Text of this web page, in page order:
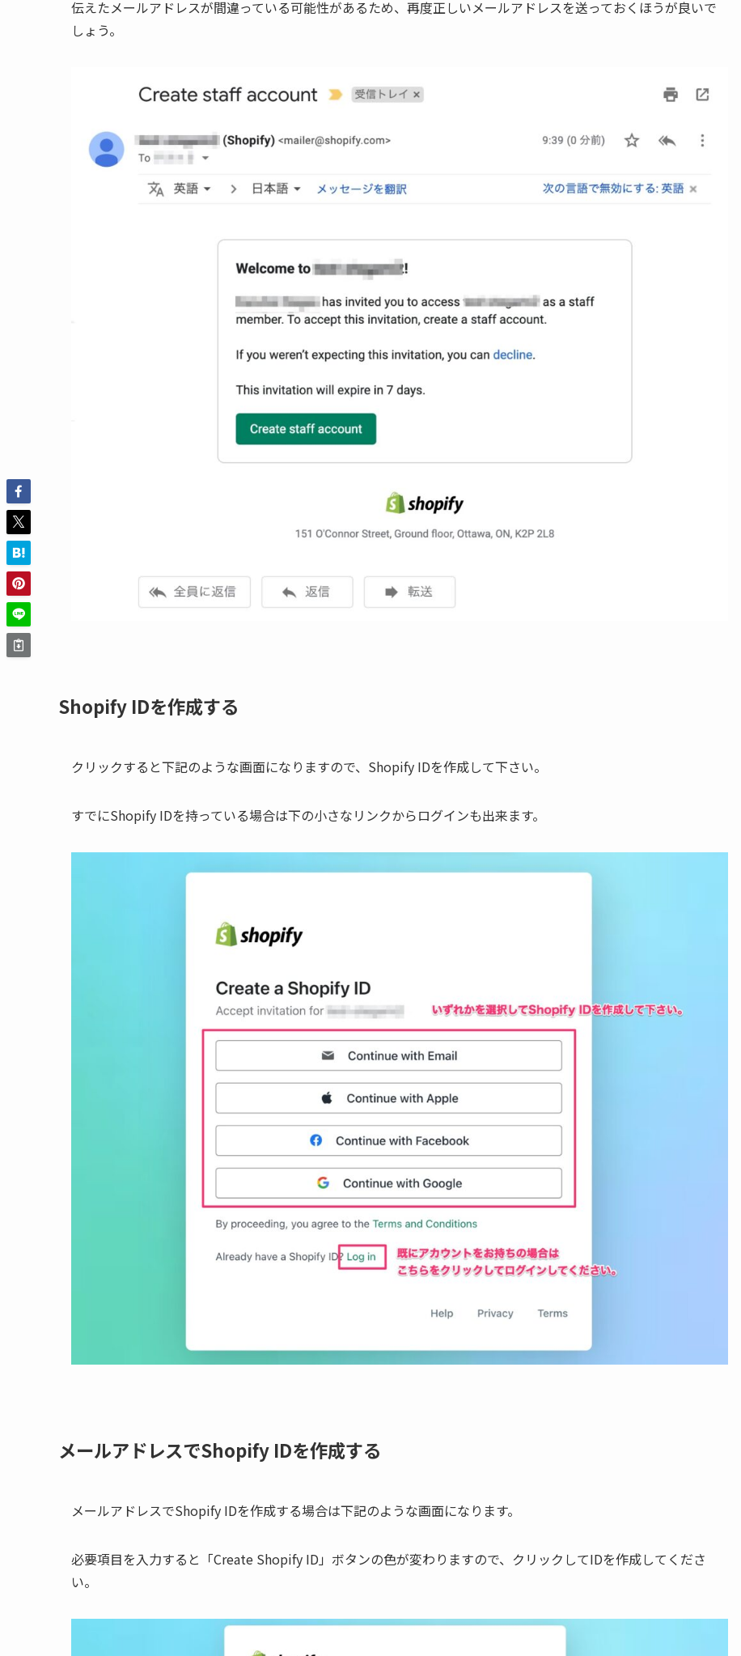
伝えたメールアドレスが間違っている可能性があるため、再度正しいメールアドレスを送っておくほうが良いで
しょう。
Shopify IDを作成する
クリックすると下記のような画面になりますので、Shopify IDを作成して下さい。
すでにShopify IDを持っている場合は下の小さなリンクからログインも出来ます。
メールアドレスでShopify IDを作成する
メールアドレスでShopify IDを作成する場合は下記のような画面になります。
必要項目を入力すると「Create Shopify ID」ボタンの色が変わりますので、クリックしてIDを作成してくださ
い。